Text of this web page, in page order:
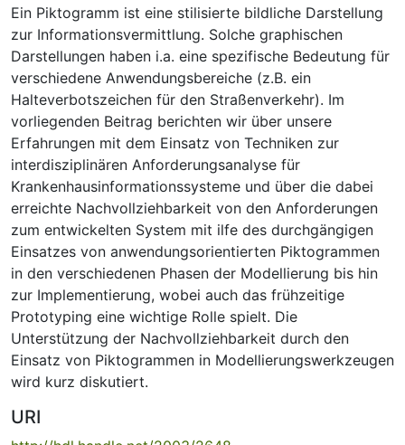
Ein Piktogramm ist eine stilisierte bildliche Darstellung
zur Informationsvermittlung. Solche graphischen
Darstellungen haben i.a. eine spezifische Bedeutung für
verschiedene Anwendungsbereiche (z.B. ein
Halteverbotszeichen für den Straßenverkehr). Im
vorliegenden Beitrag berichten wir über unsere
Erfahrungen mit dem Einsatz von Techniken zur
interdisziplinären Anforderungsanalyse für
Krankenhausinformationssysteme und über die dabei
erreichte Nachvollziehbarkeit von den Anforderungen
zum entwickelten System mit ilfe des durchgängigen
Einsatzes von anwendungsorientierten Piktogrammen
in den verschiedenen Phasen der Modellierung bis hin
zur Implementierung, wobei auch das frühzeitige
Prototyping eine wichtige Rolle spielt. Die
Unterstützung der Nachvollziehbarkeit durch den
Einsatz von Piktogrammen in Modellierungswerkzeugen
wird kurz diskutiert.
URI